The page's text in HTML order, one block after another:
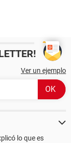
Ver un ejemplo
lo que es